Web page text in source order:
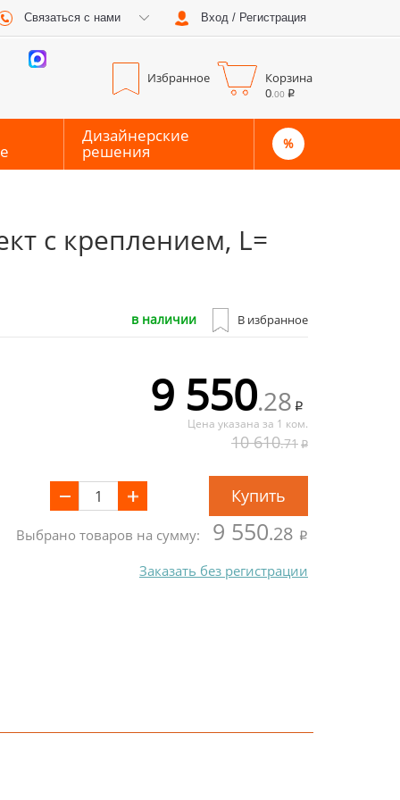
Связаться с нами Вход / Регистрация
Избранное
Корзина
0.00
Дизайнерские
решения %
с креплением, L=
в наличии В избранное
9 550.28
Цена указана за 1 ком.
10 610.71
Купить
Выбрано товаров на сумму: 9 550.28
Заказать без регистрации